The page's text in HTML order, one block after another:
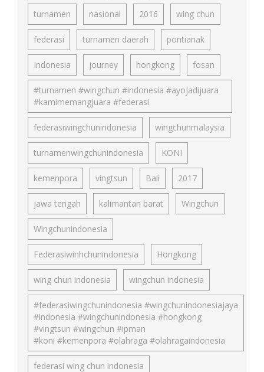
turnamen nasional 2016 wing chun
federasi turnamen daerah pontianak
Indonesia journey hongkong fosan
#turnamen #wingchun #indonesia #ayojadijuara
#kamimemangjuara #federasi
federasiwingchunindonesia wingchunmalaysia
turnamenwingchunindonesia KONI
kemenpora vingtsun Bali 2017
jawa tengah kalimantan barat Wingchun
Wingchunindonesia
Federasiwinhchunindonesia Hongkong
wing chun indonesia wingchun indonesia
#federasiwingchunindonesia #wingchunindonesiajaya
#indonesia #wingchunindonesia #hongkong
#vingtsun #wingchun #ipman
#koni #kemenpora #olahraga #olahragaindonesia
federasi wing chun indonesia